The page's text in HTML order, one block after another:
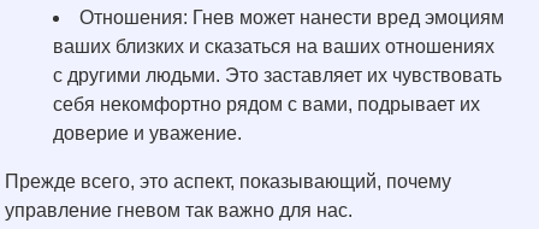
Отношения: Гнев может нанести вред эмоциям
ваших близких и сказаться на ваших отношениях
с другими людьми. Это заставляет их чувствовать
себя некомфортно рядом с вами, подрывает их
доверие и уважение.
Прежде всего, это аспект, показывающий, почему
управление гневом так важно для нас.